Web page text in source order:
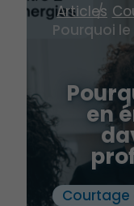
Articles
en
Courtage